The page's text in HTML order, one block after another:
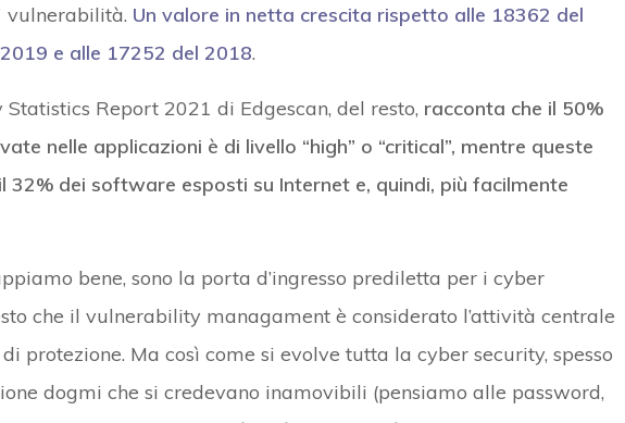
vulnerabilità. Un valore in netta crescita rispetto alle 18362 del
e alle 17252 del 2018.
Report 2021 di Edgescan, del resto, racconta che il 50%
nelle applicazioni è di livello “high” o “critical”, mentre queste
32% dei software esposti su Internet e, quindi, più facilmente
bene, sono la porta d’ingresso prediletta per i cyber
che il vulnerability managament è considerato l’attività centrale
protezione. Ma così come si evolve tutta la cyber security, spesso
dogmi che si credevano inamovibili (pensiamo alle password,